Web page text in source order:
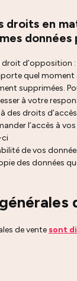
droits en
données
droit d’opposition
quel moment
supprimées.
à votre
des droits
l’accès à
ci
de vos
des données
de ventesont